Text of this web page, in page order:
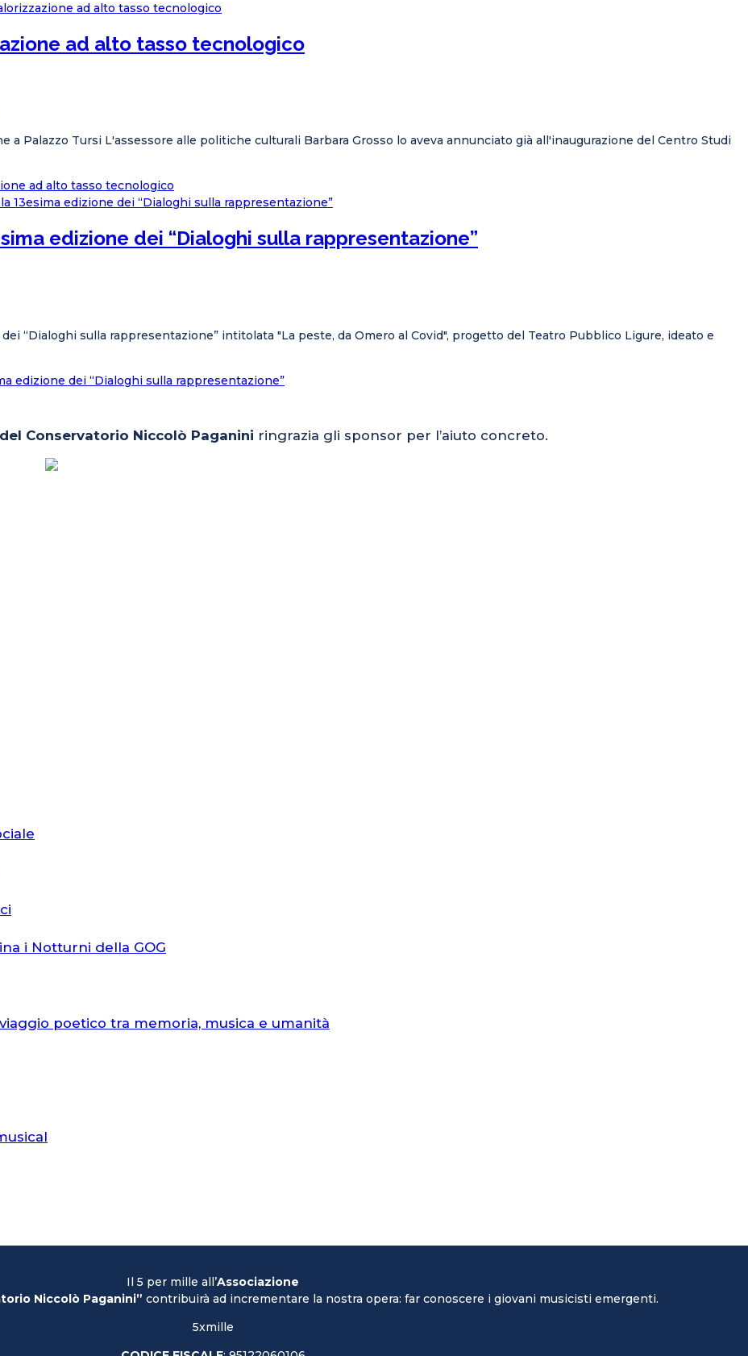
ad alto tasso tecnologico
Palazzo Tursi L'assessore alle politiche culturali Barbara Grosso lo aveva annunciato già all'inaugurazione del Centro Studi
ad alto tasso tecnologico
edizione dei “Dialoghi sulla rappresentazione”
“Dialoghi sulla rappresentazione” intitolata "La peste, da Omero al Covid", progetto del Teatro Pubblico Ligure, ideato e
edizione dei “Dialoghi sulla rappresentazione”
Conservatorio Niccolò Paganini ringrazia gli sponsor per l’aiuto concreto.
i Notturni della GOG
poetico tra memoria, musica e umanità
Il 5 per mille all’Associazione
Niccolò Paganini” contribuirà ad incrementare la nostra opera: far conoscere i giovani musicisti emergenti.
5xmille